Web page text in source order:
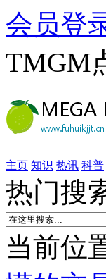
会员登
TMGM
主页 知识 热讯 科普
热门搜
当前位